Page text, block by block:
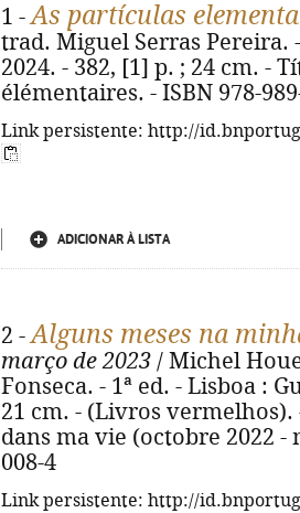
1 -As partículas
trad. Miguel Serras Pereira.
2024. - 382, [1] p. ; 24 cm. -
élémentaires. - ISBN 978-
Link persistente: http://
ADICIONAR À LISTA
2 -Alguns meses na
março de 2023 / Michel
Fonseca. - 1ª ed. - Lisboa :
21 cm. - (Livros
dans ma vie (octobre 2022 -
008-4
Link persistente: http://